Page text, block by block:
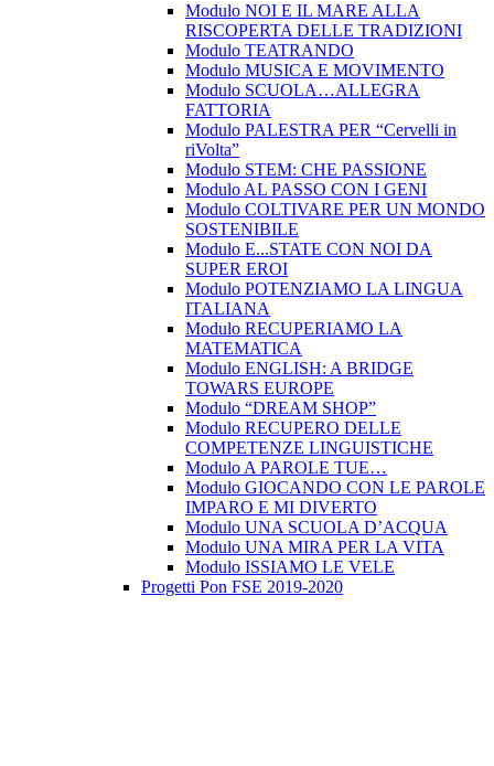
Modulo NOI E IL MARE ALLA
RISCOPERTA DELLE TRADIZIONI
Modulo TEATRANDO
Modulo MUSICA E MOVIMENTO
Modulo SCUOLA…ALLEGRA
FATTORIA
Modulo PALESTRA PER “Cervelli in
riVolta”
Modulo STEM: CHE PASSIONE
Modulo AL PASSO CON I GENI
Modulo COLTIVARE PER UN MONDO
SOSTENIBILE
Modulo E...STATE CON NOI DA
SUPER EROI
Modulo POTENZIAMO LA LINGUA
ITALIANA
Modulo RECUPERIAMO LA
MATEMATICA
Modulo ENGLISH: A BRIDGE
TOWARS EUROPE
Modulo “DREAM SHOP”
Modulo RECUPERO DELLE
COMPETENZE LINGUISTICHE
Modulo A PAROLE TUE…
Modulo GIOCANDO CON LE PAROLE
IMPARO E MI DIVERTO
Modulo UNA SCUOLA D’ACQUA
Modulo UNA MIRA PER LA VITA
Modulo ISSIAMO LE VELE
Progetti Pon FSE 2019-2020